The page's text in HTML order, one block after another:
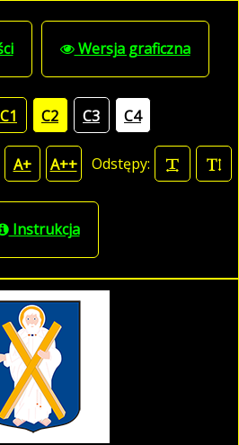
Wersja graficzna
C1 C2 C3 C4
A+ A++ Odstępy:
Instrukcja